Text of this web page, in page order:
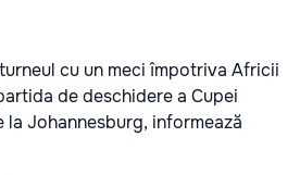
cu un meci împotriva Africii
de deschidere a Cupei
la Johannesburg, informează